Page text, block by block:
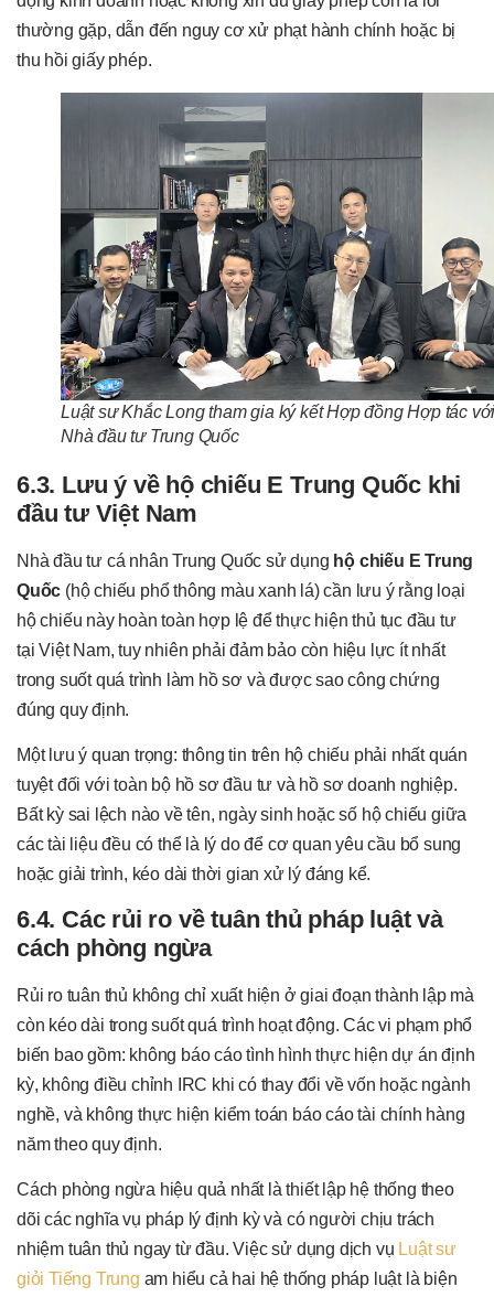
thường gặp, dẫn đến nguy cơ xử phạt hành chính hoặc bị
thu hồi giấy phép.
Luật sư Khắc Long tham gia ký kết Hợp đồng Hợp tác
Nhà đầu tư Trung Quốc
6.3. Lưu ý về hộ chiếu E Trung Quốc khi
đầu tư Việt Nam
Nhà đầu tư cá nhân Trung Quốc sử dụng hộ chiếu E Trung
Quốc (hộ chiếu phổ thông màu xanh lá) cần lưu ý rằng loại
hộ chiếu này hoàn toàn hợp lệ để thực hiện thủ tục đầu tư
tại Việt Nam, tuy nhiên phải đảm bảo còn hiệu lực ít nhất
trong suốt quá trình làm hồ sơ và được sao công chứng
đúng quy định.
Một lưu ý quan trọng: thông tin trên hộ chiếu phải nhất quán
tuyệt đối với toàn bộ hồ sơ đầu tư và hồ sơ doanh nghiệp.
Bất kỳ sai lệch nào về tên, ngày sinh hoặc số hộ chiếu giữa
các tài liệu đều có thể là lý do để cơ quan yêu cầu bổ sung
hoặc giải trình, kéo dài thời gian xử lý đáng kể.
6.4. Các rủi ro về tuân thủ pháp luật và
cách phòng ngừa
Rủi ro tuân thủ không chỉ xuất hiện ở giai đoạn thành lập mà
còn kéo dài trong suốt quá trình hoạt động. Các vi phạm phổ
biến bao gồm: không báo cáo tình hình thực hiện dự án định
kỳ, không điều chỉnh IRC khi có thay đổi về vốn hoặc ngành
nghề, và không thực hiện kiểm toán báo cáo tài chính hàng
năm theo quy định.
Cách phòng ngừa hiệu quả nhất là thiết lập hệ thống theo
dõi các nghĩa vụ pháp lý định kỳ và có người chịu trách
nhiệm tuân thủ ngay từ đầu. Việc sử dụng dịch vụ Luật sư
giỏi Tiếng Trung am hiểu cả hai hệ thống pháp luật là biện